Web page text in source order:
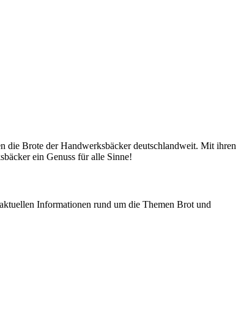
die Brote der Handwerksbäcker deutschlandweit. Mit ihren
ein Genuss für alle Sinne!
Informationen rund um die Themen Brot und